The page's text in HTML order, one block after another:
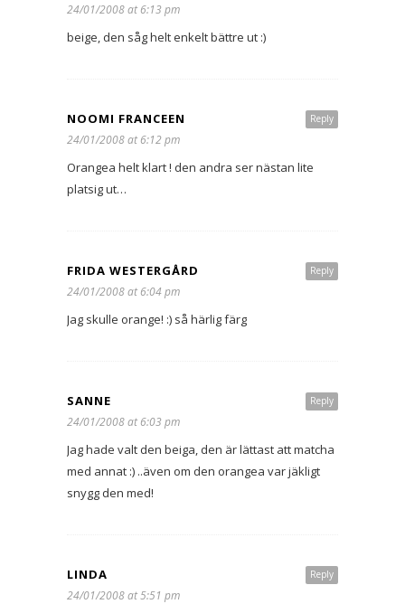
24/01/2008 at 6:13 pm
beige, den såg helt enkelt bättre ut :)
Reply
NOOMI FRANCEEN
24/01/2008 at 6:12 pm
Orangea helt klart ! den andra ser nästan lite
platsig ut…
Reply
FRIDA WESTERGÅRD
24/01/2008 at 6:04 pm
Jag skulle orange! :) så härlig färg
Reply
SANNE
24/01/2008 at 6:03 pm
Jag hade valt den beiga, den är lättast att matcha
med annat :) ..även om den orangea var jäkligt
snygg den med!
Reply
LINDA
24/01/2008 at 5:51 pm